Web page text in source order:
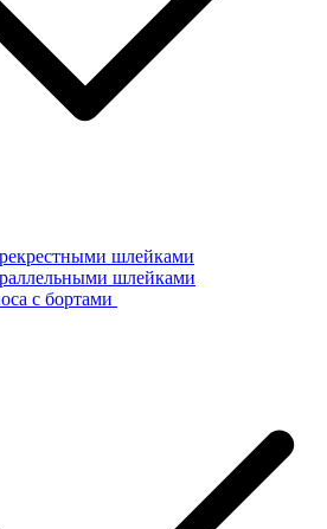
шлейками
шлейками
с бортами